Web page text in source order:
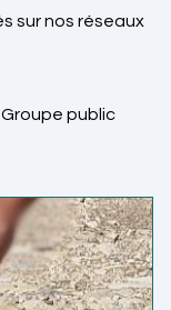
sur nos réseaux
Groupe public